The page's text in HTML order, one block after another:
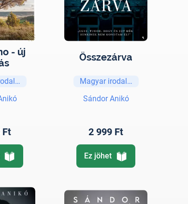
- új
Ft
Összezárva
Magyar irodalom
Sándor Anikó
2 999 Ft
Ez jöhet